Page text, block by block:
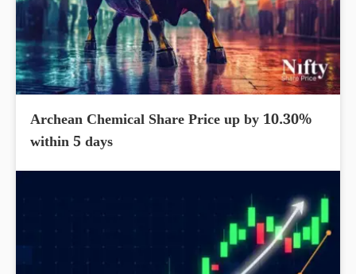
Archean Chemical Share Price up by 10.30%
within 5 days